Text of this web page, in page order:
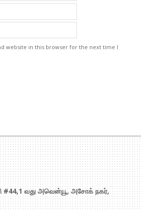
website in this browser for the next time I
#44,1 வது அவென்யூ, அசோக் நகர்,